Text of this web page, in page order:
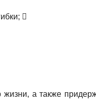

а также